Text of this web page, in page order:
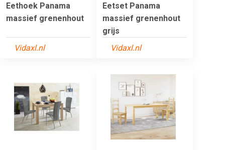
Eethoek Panama
massief grenenhout
Vidaxl.nl
Eetset Panama
massief grenenhout
grijs
Vidaxl.nl